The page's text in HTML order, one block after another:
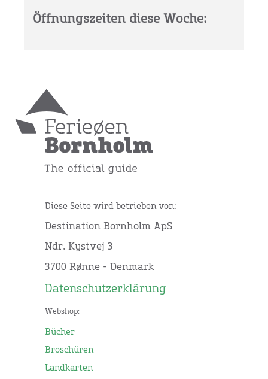
Öffnungszeiten diese Woche:
Diese Seite wird betrieben von:
Destination Bornholm ApS
Ndr. Kystvej 3
3700 Rønne - Denmark
Datenschutzerklärung
Webshop:
Bücher
Broschüren
Landkarten